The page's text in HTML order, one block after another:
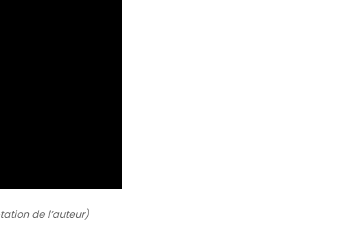
de l’auteur)